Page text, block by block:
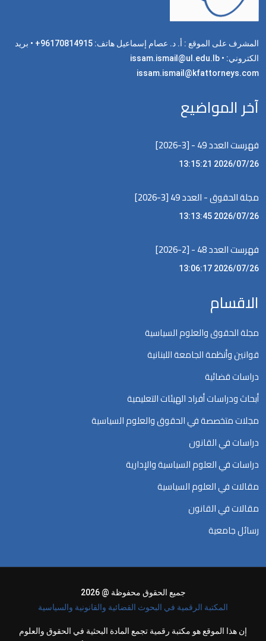
المشرف على الموقع : أ. د. عصام إسماعيل هاتف: 96170814915+ • بريد
الكتروني: issam.ismail@ul.edu.lb •
issam.ismail@kfattorneys.com
آخر المواضيع
فهرست العدد 49 - [3-2026]
2026/07/26 13:15:21
مجلة الحقوق - العدد 49 [3-2026]
2026/07/26 13:13:45
فهرست العدد 48 - [2-2026]
2026/07/26 13:06:17
الاقسام
مجلة الحقوق والعلوم السياسية
قوانين وأنظمة الجامعة اللبنانية
دراسات قضائية
أبحاث ودراسات أفراد الهيئات التعليمية
مجلات متخصصة في الحقوق والعلوم السياسية
دراسات في القانون
دراسات في العلوم السياسية والإدارية
مقالات في العلوم السياسية
مقالات في القانون
رسائل جامعية
جميع الحقوق محفوظة @ 2026
المكتبة الرقمية في البحوث القضائية والقانونية والسياسية
إن هذا الموقع هو مكتبة رقمية تجمع المادة البحثية في الحقوق والعلوم